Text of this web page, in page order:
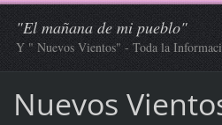
"El mañana de mi pueblo"
Y " Nuevos Vientos" - Toda la
Nuevos